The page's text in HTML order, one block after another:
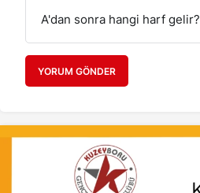
A'dan sonra hangi harf gelir?
YORUM GÖNDER